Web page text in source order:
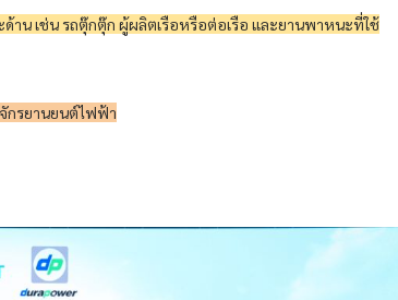
าน เช่น รถตุ๊กตุ๊ก ผู้ผลิตเรือหรือต่อเรือ และยานพาหนะที่ใช้
กรยานยนต์ไฟฟ้า